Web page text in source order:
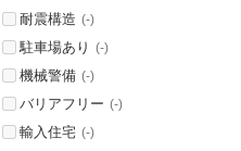
耐震構造 (-)
駐車場あり (-)
機械警備 (-)
バリアフリー (-)
輸入住宅 (-)